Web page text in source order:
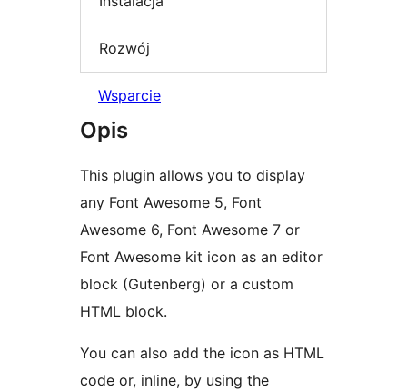
Rozwój
Wsparcie
Opis
This plugin allows you to display
any Font Awesome 5, Font
Awesome 6, Font Awesome 7 or
Font Awesome kit icon as an editor
block (Gutenberg) or a custom
HTML block.
You can also add the icon as HTML
code or, inline, by using the